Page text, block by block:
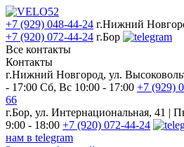
+7 (929) 048-44-24 г.Нижний
+7 (920) 072-44-24 г.Бор
Все контакты
Контакты
г.Нижний Новгород, ул.
- 17:00 Сб, Вс 10:00 - 17:00 +7 (929)
66
г.Бор, ул. Интернациональная, 41 |
9:00 - 18:00 +7 (920) 072-44-24
нам в telegram